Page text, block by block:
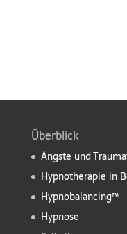
Überblick
Ängste und
Hypnotherapie in
Hypnobalancing™
Hypnose